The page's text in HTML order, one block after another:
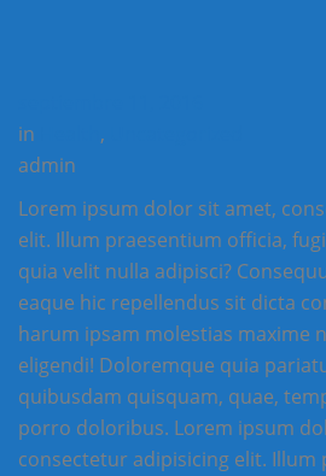
in
,
admin
Lorem ipsum dolor sit amet,
elit. Illum praesentium officia,
quia velit nulla adipisci?
eaque hic repellendus sit dicta
harum ipsam molestias maxime
eligendi! Doloremque quia
quibusdam quisquam, quae,
porro doloribus. Lorem ipsum
consectetur adipisicing elit. Illum